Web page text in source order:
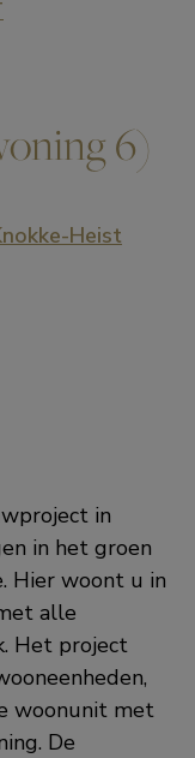
6)
Heist
in
in het groen
Hier woont u in
alle
Het project
woonunit met
De